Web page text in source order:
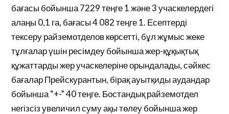
бағасы бойынша 7229 теңге 1 және 3 учаскелердегі
алаңы 0,1 га, бағасы 4 082 теңге 1. Есептерді
тексеру райземотделов көрсетті, бұл жұмыс жеке
тұлғалар үшін ресімдеу бойынша жер-құқықтық
құжаттарды жер учаскелеріне орындалады, сәйкес
бағалар Прейскурантын, бірақ ауытқиды аудандар
бойынша “+-” 40 теңге. Бостандық райземотдел
негізсіз увеличил суму ақы төлеу бойынша жер